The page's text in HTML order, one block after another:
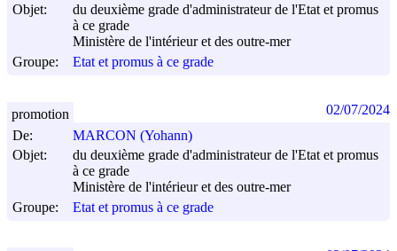
Objet:
du deuxième grade d'administrateur de l'Etat et promus
à ce grade
Ministère de l'intérieur et des outre-mer
Groupe:
Etat et promus à ce grade
De:
MARCON (Yohann)
Objet:
du deuxième grade d'administrateur de l'Etat et promus
à ce grade
Ministère de l'intérieur et des outre-mer
Groupe:
Etat et promus à ce grade
promotion 02/07/2024